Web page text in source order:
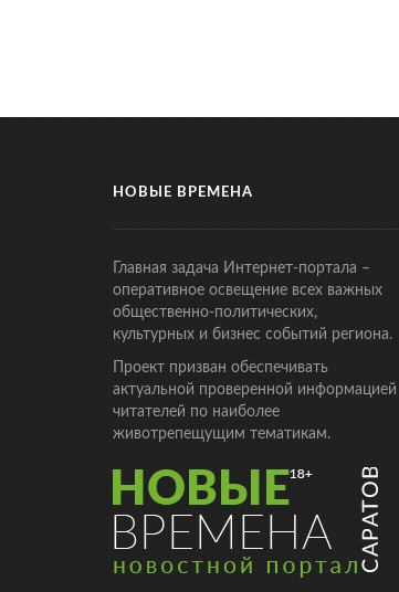
НОВЫЕ ВРЕМЕНА
Главная задача Интернет-портала –
оперативное освещение всех важных
общественно-политических,
культурных и бизнес событий региона.
Проект призван обеспечивать
актуальной проверенной информацией
читателей по наиболее
животрепещущим тематикам.